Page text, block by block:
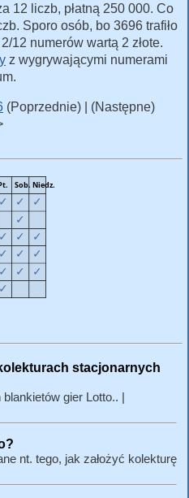
12 liczb, płatną 250 000. Co
Sporo osób, bo 3696 trafiło
12 numerów wartą 2 złote.
z wygrywającymi numerami
(Poprzednie) | (Następne)
stacjonarnych
gier Lotto.. |
nt. tego, jak założyć kolekturę